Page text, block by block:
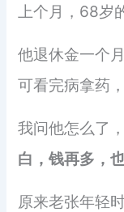
上个月，68岁
他退休金一个
可看完病拿药
我问他怎么了
白，钱再多，
原来老张年轻